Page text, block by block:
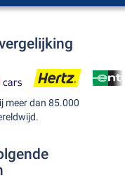
meer dan 85.000